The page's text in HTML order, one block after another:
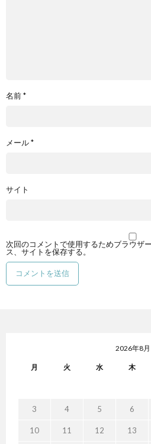
名前*
メール*
サイト
次回のコメントで使用するためブラウザ
ス、サイトを保存する。
2026年8月
月 火 水 木
3 4 5 6
10 11 12 13